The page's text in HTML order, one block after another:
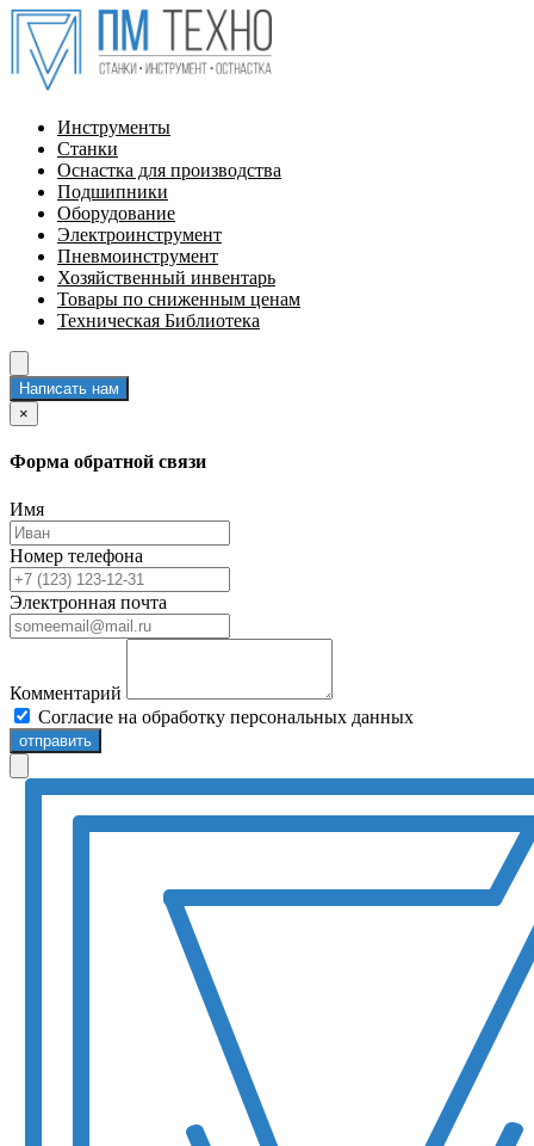
Инструменты
Станки
Оснастка для производства
Подшипники
Оборудование
Электроинструмент
Пневмоинструмент
Хозяйственный инвентарь
Товары по сниженным ценам
Техническая Библиотека
Написать нам
×
Форма обратной связи
Имя
Номер телефона
Электронная почта
Комментарий
Согласие на обработку персональных данных
отправить